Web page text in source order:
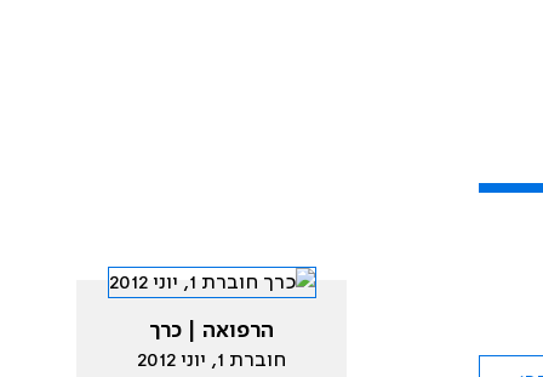
הרפואה | כרך
חוברת 1, יוני 2012